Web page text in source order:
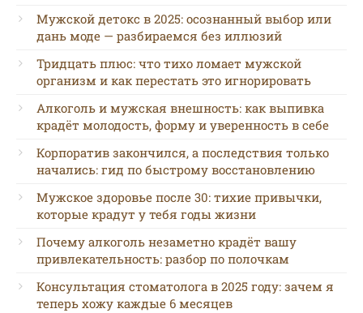
Мужской детокс в 2025: осознанный выбор или
дань моде — разбираемся без иллюзий
Тридцать плюс: что тихо ломает мужской
организм и как перестать это игнорировать
Алкоголь и мужская внешность: как выпивка
крадёт молодость, форму и уверенность в себе
Корпоратив закончился, а последствия только
начались: гид по быстрому восстановлению
Мужское здоровье после 30: тихие привычки,
которые крадут у тебя годы жизни
Почему алкоголь незаметно крадёт вашу
привлекательность: разбор по полочкам
Консультация стоматолога в 2025 году: зачем я
теперь хожу каждые 6 месяцев